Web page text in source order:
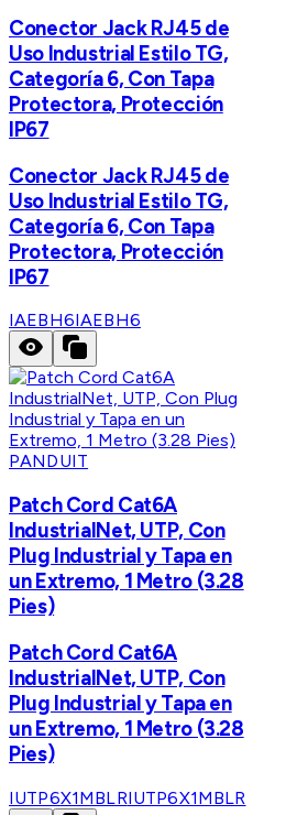
Conector Jack RJ45 de
Uso Industrial Estilo TG,
Categoría 6, Con Tapa
Protectora, Protección
IP67
Conector Jack RJ45 de
Uso Industrial Estilo TG,
Categoría 6, Con Tapa
Protectora, Protección
IP67
IAEBH6IAEBH6
PANDUIT
Patch Cord Cat6A
IndustrialNet, UTP, Con
Plug Industrial y Tapa en
un Extremo, 1 Metro (3.28
Pies)
Patch Cord Cat6A
IndustrialNet, UTP, Con
Plug Industrial y Tapa en
un Extremo, 1 Metro (3.28
Pies)
IUTP6X1MBLRIUTP6X1MBLR